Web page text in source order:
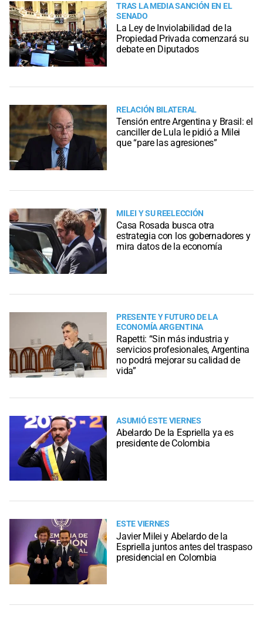
TRAS LA MEDIA SANCIÓN EN EL
SENADO
La Ley de Inviolabilidad de la
Propiedad Privada comenzará su
debate en Diputados
RELACIÓN BILATERAL
Tensión entre Argentina y Brasil: el
canciller de Lula le pidió a Milei
que “pare las agresiones”
MILEI Y SU REELECCIÓN
Casa Rosada busca otra
estrategia con los gobernadores y
mira datos de la economía
PRESENTE Y FUTURO DE LA
ECONOMÍA ARGENTINA
Rapetti: “Sin más industria y
servicios profesionales, Argentina
no podrá mejorar su calidad de
vida”
ASUMIÓ ESTE VIERNES
Abelardo De la Espriella ya es
presidente de Colombia
ESTE VIERNES
Javier Milei y Abelardo de la
Espriella juntos antes del traspaso
presidencial en Colombia